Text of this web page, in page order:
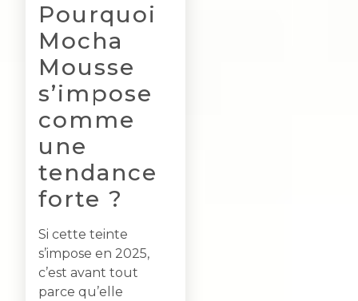
Pourquoi
Mocha
Mousse
s’impose
comme
une
tendance
forte ?
Si cette teinte
s’impose en 2025,
c’est avant tout
parce qu’elle